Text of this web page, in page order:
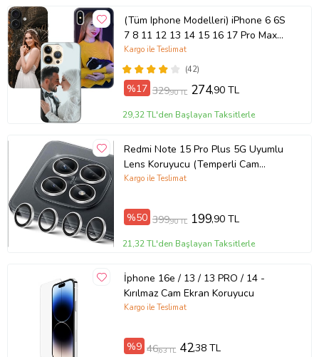
(Tüm Iphone Modelleri) iPhone 6 6S
7 8 11 12 13 14 15 16 17 Pro Max
Plus Mini Kişiye Özel Resimli
Fotoğraflı Kılıf(42)
Kargo ile Teslimat
%17 329,90 TL 274,90 TL
29,32 TL'den Başlayan Taksitlerle
Redmi Note 15 Pro Plus 5G Uyumlu
Lens Koruyucu (Temperli Cam
Kamera Koruyucu)
Kargo ile Teslimat
%50 399,90 TL 199,90 TL
21,32 TL'den Başlayan Taksitlerle
İphone 16e / 13 / 13 PRO / 14 -
Kırılmaz Cam Ekran Koruyucu
Kargo ile Teslimat
%9 46,63 TL 42,38 TL